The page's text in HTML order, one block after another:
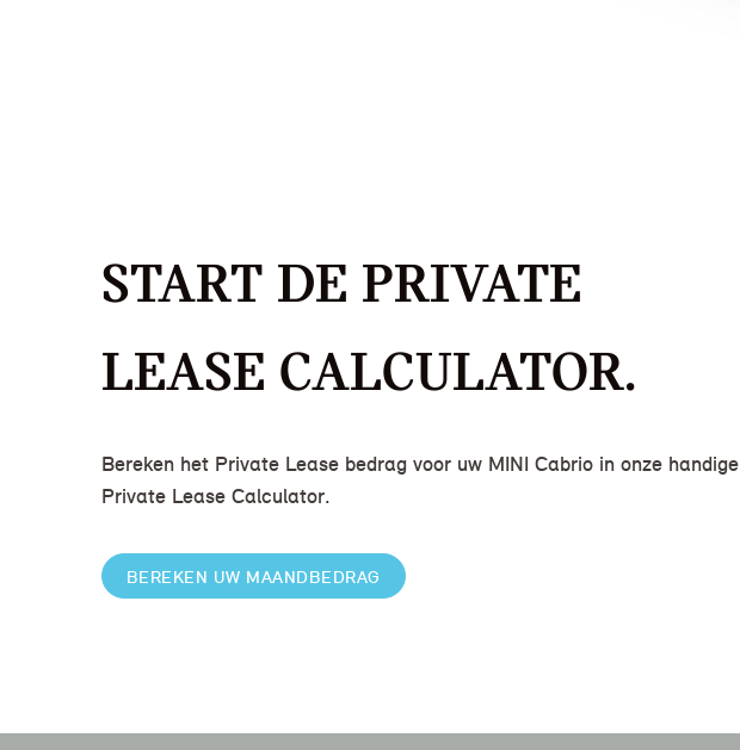
START DE PRIVATE
LEASE CALCULATOR.
Bereken het Private Lease bedrag voor uw MINI Cabrio in onze handige
Private Lease Calculator.
BEREKEN UW MAANDBEDRAG